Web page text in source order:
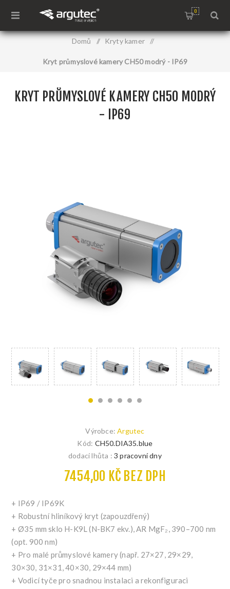
0
Domů / Kryty kamer /
Kryt průmyslové kamery CH50 modrý - IP69
KRYT PRŮMYSLOVÉ KAMERY CH50 MODRÝ
- IP69
Výrobce: Argutec
Kód: CH50.DIA35.blue
dodací lhůta : 3 pracovní dny
7454,00 KČ BEZ DPH
+ IP69 / IP69K
+ Robustní hliníkový kryt (zapouzdřený)
+ Ø35 mm sklo H-K9L (N-BK7 ekv.), AR MgF₂, 390–700 nm
(opt. 900 nm)
+ Pro malé průmyslové kamery (např. 27×27, 29×29,
30×30, 31×31, 40×30, 29×44 mm)
+ Vodicí tyče pro snadnou instalaci a rekonfiguraci